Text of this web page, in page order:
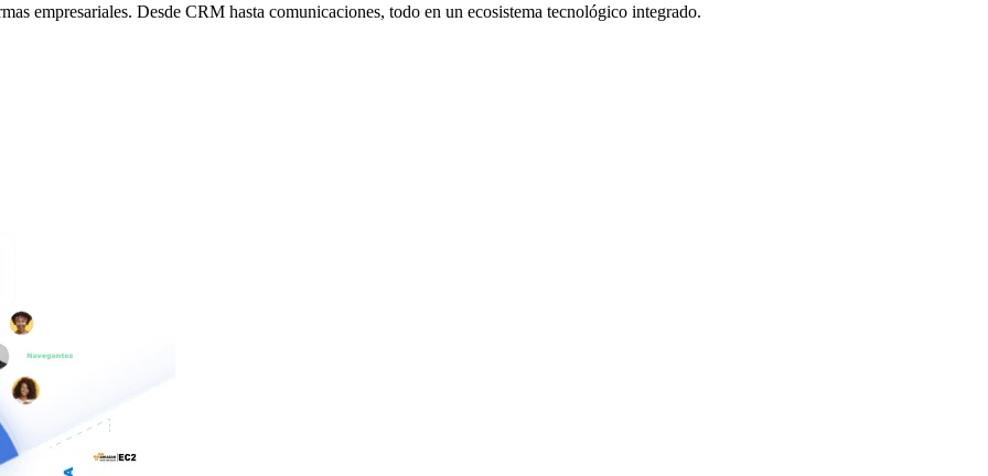
empresariales. Desde CRM hasta comunicaciones, todo en un ecosistema tecnológico integrado.